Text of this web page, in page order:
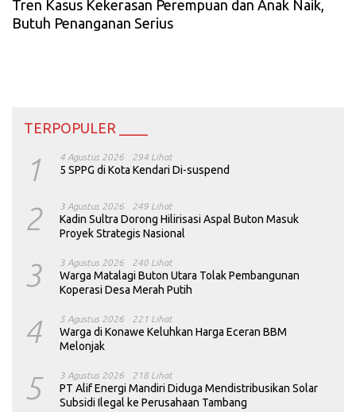
Tren Kasus Kekerasan Perempuan dan Anak Naik,
Butuh Penanganan Serius
TERPOPULER ____
1 4 Agustus 2026 294 Lihat
5 SPPG di Kota Kendari Di-suspend
2 3 Agustus 2026 249 Lihat
Kadin Sultra Dorong Hilirisasi Aspal Buton Masuk
Proyek Strategis Nasional
3 3 Agustus 2026 240 Lihat
Warga Matalagi Buton Utara Tolak Pembangunan
Koperasi Desa Merah Putih
4 5 Agustus 2026 221 Lihat
Warga di Konawe Keluhkan Harga Eceran BBM
Melonjak
5 3 Agustus 2026 218 Lihat
PT Alif Energi Mandiri Diduga Mendistribusikan Solar
Subsidi Ilegal ke Perusahaan Tambang